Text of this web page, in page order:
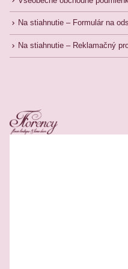
Na stiahnutie – Formulár na
Na stiahnutie – Reklamačný